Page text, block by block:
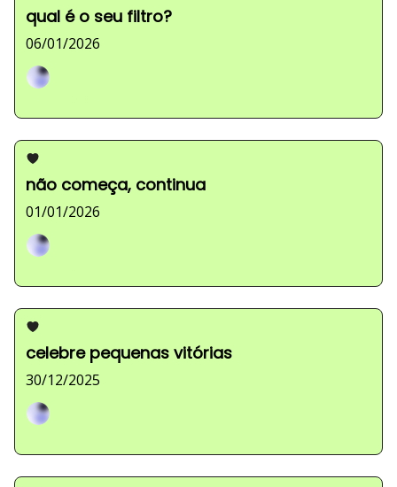
qual é o seu filtro?
06/01/2026
não começa, continua
01/01/2026
celebre pequenas vitórias
30/12/2025